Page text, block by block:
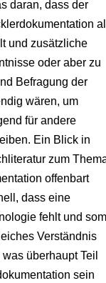
daran, dass der
und zusätzliche
oder aber zu
Befragung der
wären, um
für andere
Ein Blick in
zum
offenbart
dass eine
fehlt und
Verständnis
überhaupt Teil
sein